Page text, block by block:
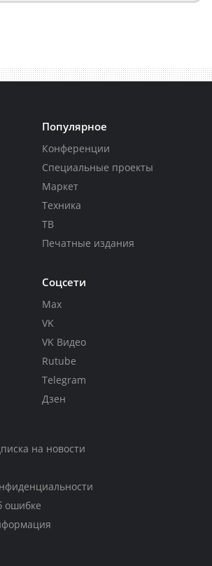
Популярное
Конференции
Специальные проекты
Маркет
Техника
ТВ
Печатные издания
Соцсети
Max
VK
VK Видео
Rutube
Telegram
Дзен
на новости
ошибке